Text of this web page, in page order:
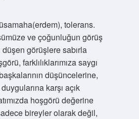
tolerans.
ve çoğunluğun görüş
düşen görüşlere sabırla
farklılıklarımıza saygı
düşüncelerine,
karşı açık
hoşgörü değerine
bireyler olarak değil,